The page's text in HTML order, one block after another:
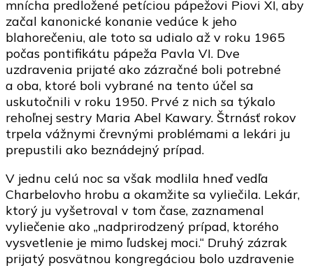
mnícha predložené petíciou pápežovi Piovi XI, aby
začal kanonické konanie vedúce k jeho
blahorečeniu, ale toto sa udialo až v roku 1965
počas pontifikátu pápeža Pavla VI. Dve
uzdravenia prijaté ako zázračné boli potrebné
a oba, ktoré boli vybrané na tento účel sa
uskutočnili v roku 1950. Prvé z nich sa týkalo
rehoľnej sestry Maria Abel Kawary. Štrnásť rokov
trpela vážnymi črevnými problémami a lekári ju
prepustili ako beznádejný prípad.
V jednu celú noc sa však modlila hneď vedľa
Charbelovho hrobu a okamžite sa vyliečila. Lekár,
ktorý ju vyšetroval v tom čase, zaznamenal
vyliečenie ako „nadprirodzený prípad, ktorého
vysvetlenie je mimo ľudskej moci.“ Druhý zázrak
prijatý posvätnou kongregáciou bolo uzdravenie